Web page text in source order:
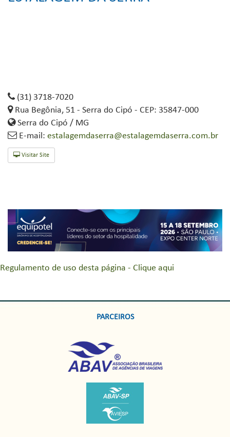
(31) 3718-7020
Rua Begônia, 51 - Serra do Cipó - CEP: 35847-000
Serra do Cipó / MG
E-mail: estalagemdaserra@estalagemdaserra.com.br
Visitar Site
Regulamento de uso desta página - Clique aqui
PARCEIROS